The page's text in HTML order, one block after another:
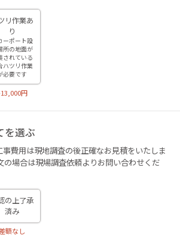
リ作業あ
り
ーポート設
所の地面が
されている
ハツリ作業
必要です
円
を選ぶ
費用は現地調査の後正確なお見積をいたしま
の場合は現場調査依頼よりお問い合わせくだ
の上了承
済み
額なし